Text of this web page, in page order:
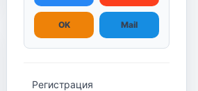
OK Mail
Регистрация